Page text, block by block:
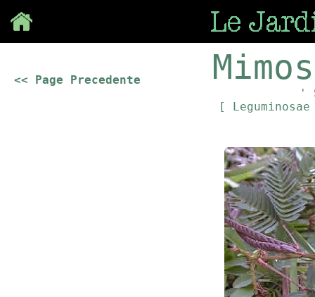
<< Page Precedente
'
[